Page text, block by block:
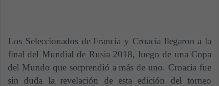
Los Seleccionados de Francia y Croacia llegaron a la
final del Mundial de Rusia 2018, luego de una Copa
del Mundo que sorprendió a más de uno. Croacia fue
sin duda la revelación de esta edición del torneo